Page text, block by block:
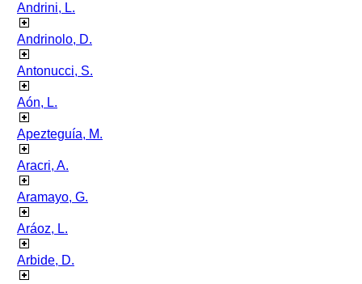
Andrini, L.
Andrinolo, D.
Antonucci, S.
Aón, L.
Apezteguía, M.
Aracri, A.
Aramayo, G.
Aráoz, L.
Arbide, D.